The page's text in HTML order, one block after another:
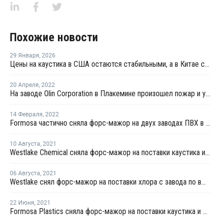
Похожие новости
29 Января, 2026
Цены на каустика в США остаются стабильными, а в Китае снижаются
20 Апреля, 2022
На заводе Olin Corporation в Плакемине произошел пожар и утечка хлора
14 Февраля, 2022
Formosa частично сняла форс-мажор на двух заводах ПВХ в Луизиане и Техасе
10 Августа, 2021
Westlake Chemical сняла форс-мажор на поставки каустика и хлора в США
06 Августа, 2021
Westlake снял форс-мажор на поставки хлора с завода по выпуску хлорщелочной продукции в Западной Вирджинии
22 Июня, 2021
Formosa Plastics сняла форс-мажор на поставки каустика и хлора с завода в Техасе